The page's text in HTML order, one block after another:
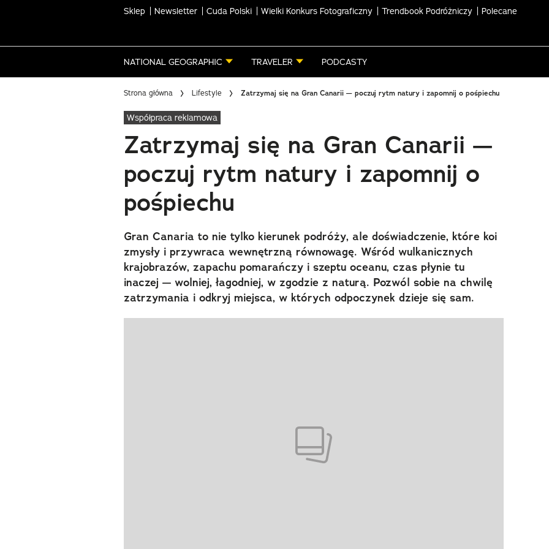
main
Sklep Newsletter Cuda Polski Wielki Konkurs Fotograficzny Trendbook Podróżniczy Polecane
NATIONAL GEOGRAPHIC TRAVELER PODCASTY
Strona główna Lifestyle Zatrzymaj się na Gran Canarii — poczuj rytm natury i zapomnij o pośpiechu
Współpraca reklamowa
Zatrzymaj się na Gran Canarii —
poczuj rytm natury i zapomnij o
pośpiechu
Gran Canaria to nie tylko kierunek podróży, ale doświadczenie, które koi
zmysły i przywraca wewnętrzną równowagę. Wśród wulkanicznych
krajobrazów, zapachu pomarańczy i szeptu oceanu, czas płynie tu
inaczej — wolniej, łagodniej, w zgodzie z naturą. Pozwól sobie na chwilę
zatrzymania i odkryj miejsca, w których odpoczynek dzieje się sam.